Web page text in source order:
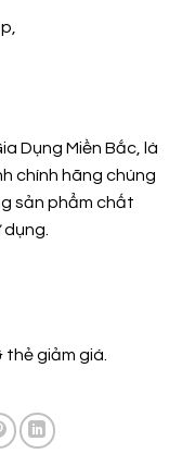
Dụng Miền Bắc, là
chính hãng chúng
sản phẩm chất
giảm giá.